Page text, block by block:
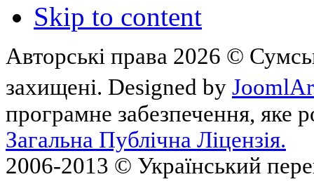
Skip to content
Авторські права 2026 ©
захищені. Designed by
програмне забезпечення, яке
Загальна Публічна Ліцензія.
2006-2013 © Український